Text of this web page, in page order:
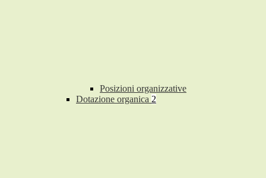
Posizioni organizzative
Dotazione organica 2